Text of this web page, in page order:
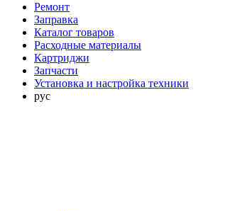
Ремонт
Заправка
Каталог товаров
Расходные материалы
Картриджи
Запчасти
Установка и настройка техники
рус